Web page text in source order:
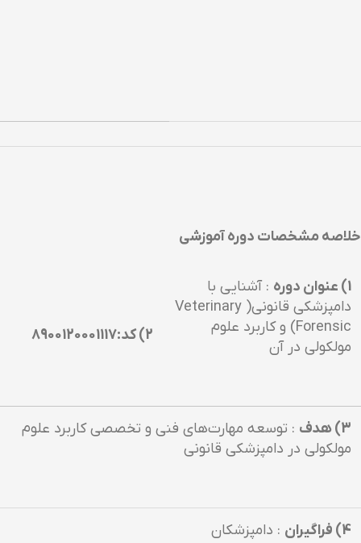
خلاصه مشخصات دوره آموزشي
1) عنوان دوره
: آشنايي با
دامپزشكي قانوني( Veterinary
Forensic) و كاربرد علوم
مولكولي در آن
2) کد:8900120001117
3) هدف
: توسعه مهارت‌هاي فني و تخصصي كاربرد علوم
مولكولي در دامپزشكي قانوني
4) فراگيران : دامپزشكان